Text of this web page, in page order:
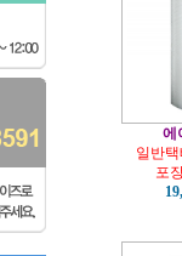
에
일반
포